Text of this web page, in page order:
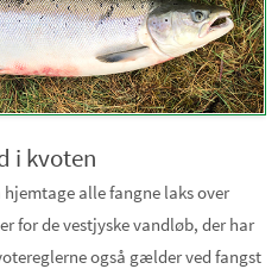
i kvoten
alle fangne laks over
for de vestjyske vandløb, der har
også gælder ved fangst